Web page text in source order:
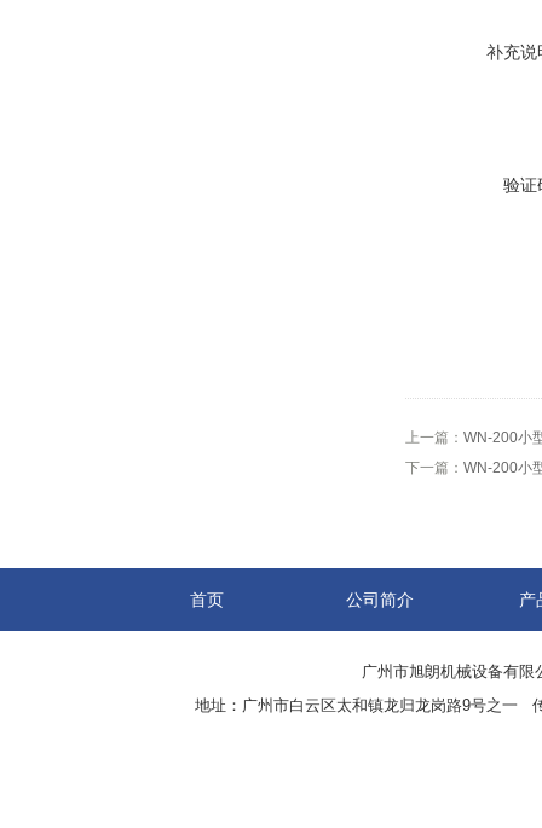
补充说
验证
上一篇： WN-200小
下一篇： WN-200小
首页 公司简介 产
广州市旭朗机械设备有限
地址：广州市白云区太和镇龙归龙岗路9号之一